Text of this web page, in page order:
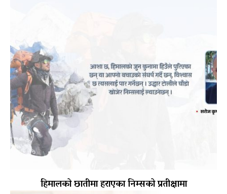
हिमालको छातीमा हराएका निम्सको प्रतीक्षामा